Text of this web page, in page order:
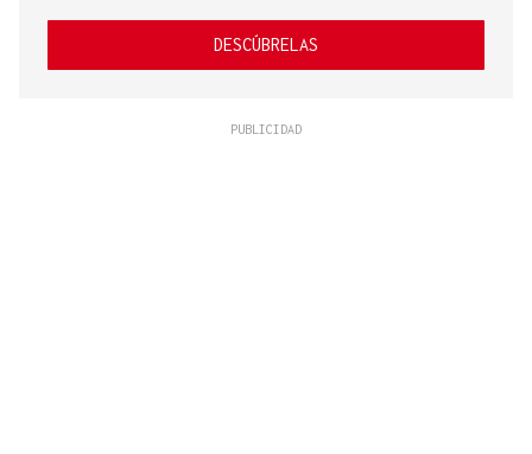
DESCÚBRELAS